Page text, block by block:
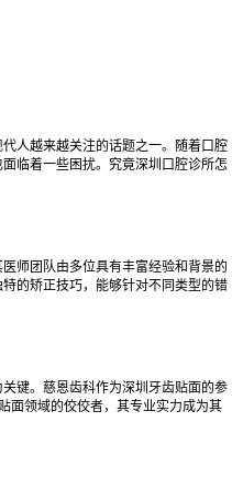
人越来越关注的话题之一。随着口腔
临着一些困扰。究竟深圳口腔诊所怎
师团队由多位具有丰富经验和背景的
的矫正技巧，能够针对不同类型的错
键。慈恩齿科作为深圳牙齿贴面的参
面领域的佼佼者，其专业实力成为其